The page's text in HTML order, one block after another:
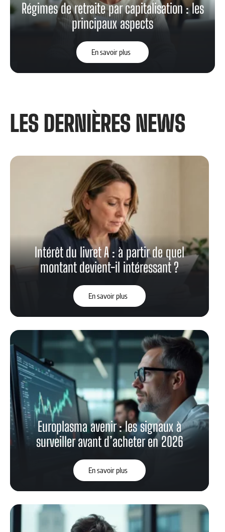
Régimes de retraite par capitalisation : les
principaux aspects
En savoir plus
LES DERNIÈRES NEWS​
Intérêt du livret A : à partir de quel
montant devient-il intéressant ?
En savoir plus
Europlasma avenir : les signaux à
surveiller avant d’acheter en 2026
En savoir plus